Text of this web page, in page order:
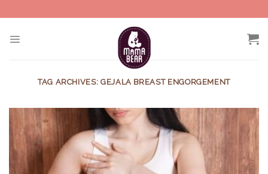
to
TAG ARCHIVES: GEJALA BREAST ENGORGEMENT